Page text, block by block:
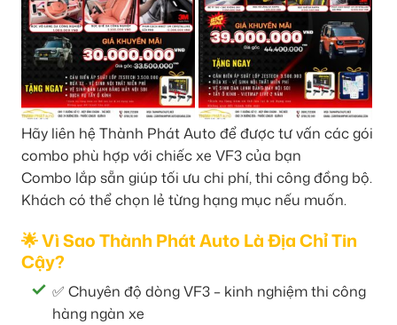
Hãy liên hệ Thành Phát Auto để được tư vấn các gói
combo phù hợp với chiếc xe VF3 của bạn
Combo lắp sẵn giúp tối ưu chi phí, thi công đồng bộ.
Khách có thể chọn lẻ từng hạng mục nếu muốn.
🌟 Vì Sao Thành Phát Auto Là Địa Chỉ Tin
Cậy?
✅ Chuyên độ dòng VF3 – kinh nghiệm thi công
hàng ngàn xe